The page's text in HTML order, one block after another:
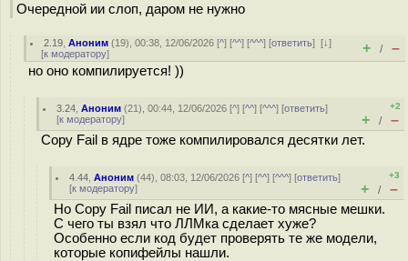
Очередной ии слоп, даром не нужно
2.19 ,Аноним (19), 00:38, 12/06/2026 [^] [^^] [^^^] [ответить][↓]
[к модератору] + / –
но оно компилируется! ))
3.24 ,Аноним (21), 00:44, 12/06/2026 [^] [^^] [^^^] [ответить]
[к модератору]
+2
+ / –
Copy Fail в ядре тоже компилировался десятки лет.
4.44 ,Аноним (44), 08:03, 12/06/2026 [^] [^^] [^^^] [ответить]
[к модератору]
+3
+ / –
Но Copy Fail писал не ИИ, а какие-то мясные мешки.
С чего ты взял что ЛЛМка сделает хуже?
Особенно если код будет проверять те же модели,
которые копифейлы нашли.